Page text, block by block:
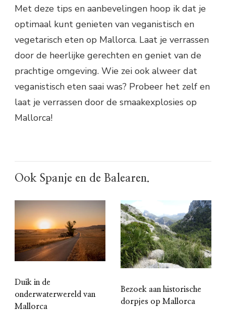
Met deze tips en aanbevelingen hoop ik dat je
optimaal kunt genieten van veganistisch en
vegetarisch eten op Mallorca. Laat je verrassen
door de heerlijke gerechten en geniet van de
prachtige omgeving. Wie zei ook alweer dat
veganistisch eten saai was? Probeer het zelf en
laat je verrassen door de smaakexplosies op
Mallorca!
Ook Spanje en de Balearen.
Duik in de
onderwaterwereld van
Mallorca
Bezoek aan historische
dorpjes op Mallorca